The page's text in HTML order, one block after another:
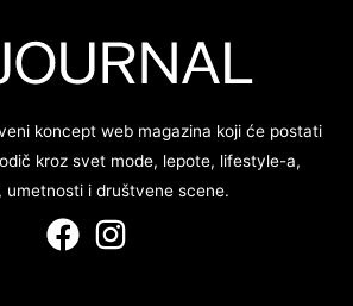
koncept web magazina koji će postati
kroz svet mode, lepote, lifestyle-a,
umetnosti i društvene scene.